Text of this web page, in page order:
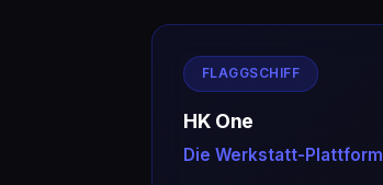
FLAGGSCHIFF
HK One
Die Werkstatt-Plattform